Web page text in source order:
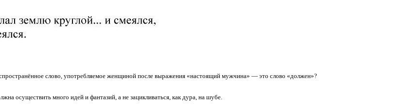
слово, употребляемое женщиной после выражения «настоящий мужчина» — это слово «должен»?
осуществить много идей и фантазий, а не зацикливаться, как дура, на шубе.